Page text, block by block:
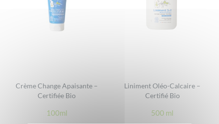
Crème Change Apaisante –
Certifiée Bio
100ml
Liniment Oléo-Calcaire –
Certifié Bio
500 ml